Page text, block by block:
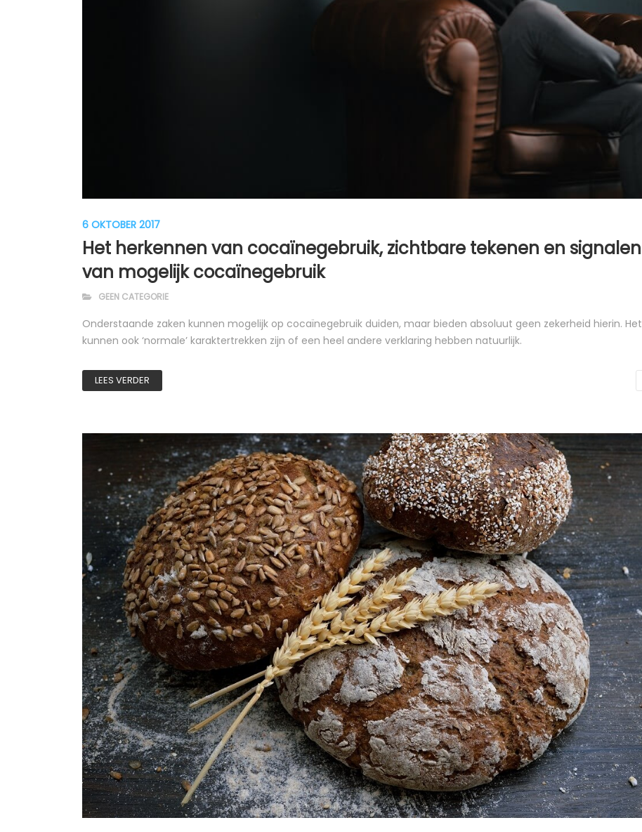
6 OKTOBER 2017
Het herkennen van cocaïnegebruik, zichtbare tekenen en signalen
van mogelijk cocaïnegebruik
GEEN CATEGORIE
Onderstaande zaken kunnen mogelijk op cocaïnegebruik duiden, maar bieden absoluut geen zekerheid hierin. Het
kunnen ook ‘normale’ karaktertrekken zijn of een heel andere verklaring hebben natuurlijk.
LEES VERDER